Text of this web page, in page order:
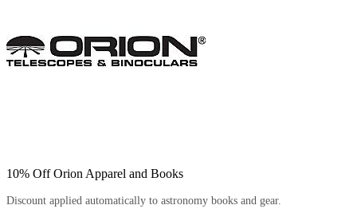
10% Off Orion Apparel and Books
Discount applied automatically to astronomy books and gear.